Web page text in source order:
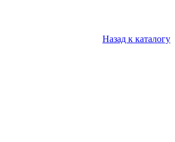
Назад к каталогу